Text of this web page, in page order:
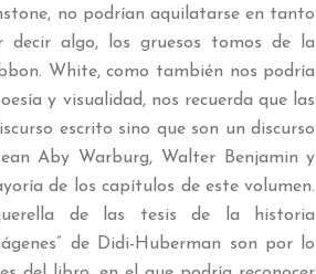
no podrían aquilatarse en tanto
algo, los gruesos tomos de la
White, como también nos podría
y visualidad, nos recuerda que las
escrito sino que son un discurso
Aby Warburg, Walter Benjamin y
de los capítulos de este volumen.
de las tesis de la historia
de Didi-Huberman son por lo